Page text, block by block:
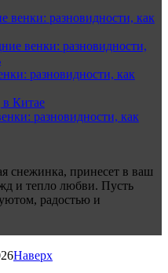
венки: разновидности, как
венки: разновидности,
разновидности, как
Китае
разновидности, как
снежинка, принесет в ваш
и тепло любви. Пусть
радостью и
Наверх